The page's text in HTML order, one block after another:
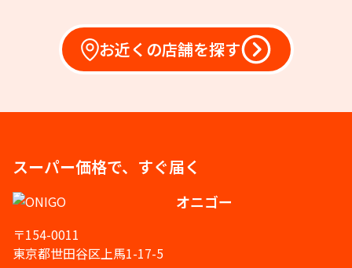
お近くの店舗を探す
スーパー価格で、すぐ届く
オニゴー
〒154-0011
東京都世田谷区上馬1-17-5